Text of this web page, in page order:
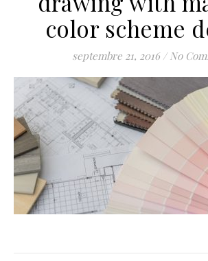
color scheme
septembre 21, 2016 / No